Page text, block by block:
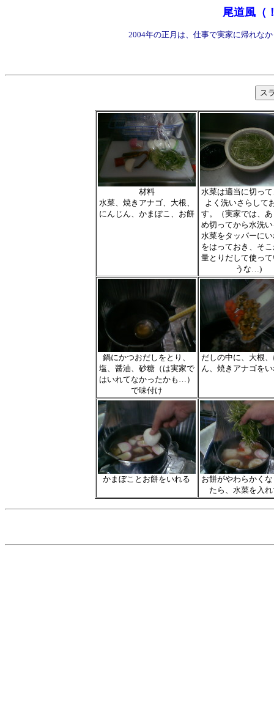
尾道風（
2004年の正月は、仕事で実家に帰れな
材料
水菜、焼きアナゴ、大根、
にんじん、かまぼこ、お餅
水菜は適当に切っ
よく洗いさらして
す。（実家では、
め切ってから水洗
水菜をタッパーに
をはっておき、そ
量とりだして使っ
うな…)
鍋にかつおだしをとり、
塩、醤油、砂糖（は実家で
はいれてなかったかも…）
で味付け
だしの中に、大根
ん、焼きアナゴを
かまぼことお餅をいれる
お餅がやわらかく
たら、水菜を入